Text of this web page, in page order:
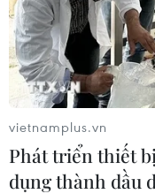
sau khi tham gia hợp
vietnamplus.vn
Phát triển thiết
dụng thành dầu